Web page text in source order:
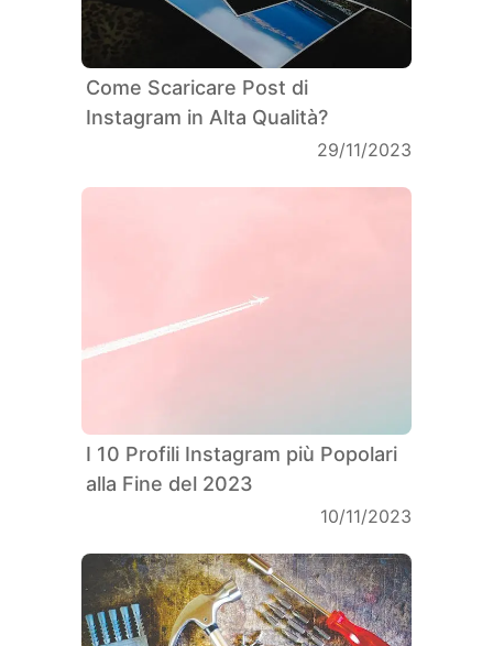
Come Scaricare Post di
Instagram in Alta Qualità?
29/11/2023
I 10 Profili Instagram più Popolari
alla Fine del 2023
10/11/2023